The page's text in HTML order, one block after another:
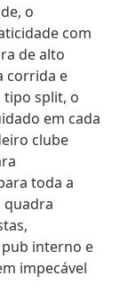
o
com
de alto
corrida e
split, o
em cada
clube
toda a
quadra
interno e
impecável